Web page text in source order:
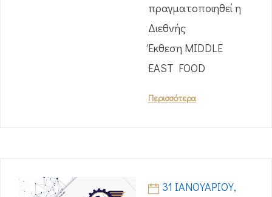
πραγματοποιηθεί η
Διεθνής
Έκθεση MIDDLE
EAST FOOD
Περισσότερα
31 ΙΑΝΟΥΑΡΊΟΥ,